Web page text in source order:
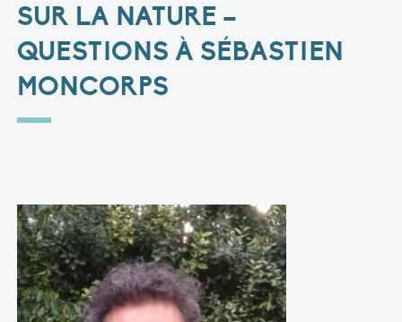
SUR LA NATURE –
QUESTIONS À SÉBASTIEN
MONCORPS